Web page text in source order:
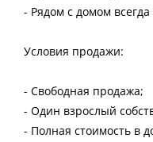
- Рядом с домом
Условия продажи:
- Свободная продажа;
- Один взрослый
- Полная стоимость в